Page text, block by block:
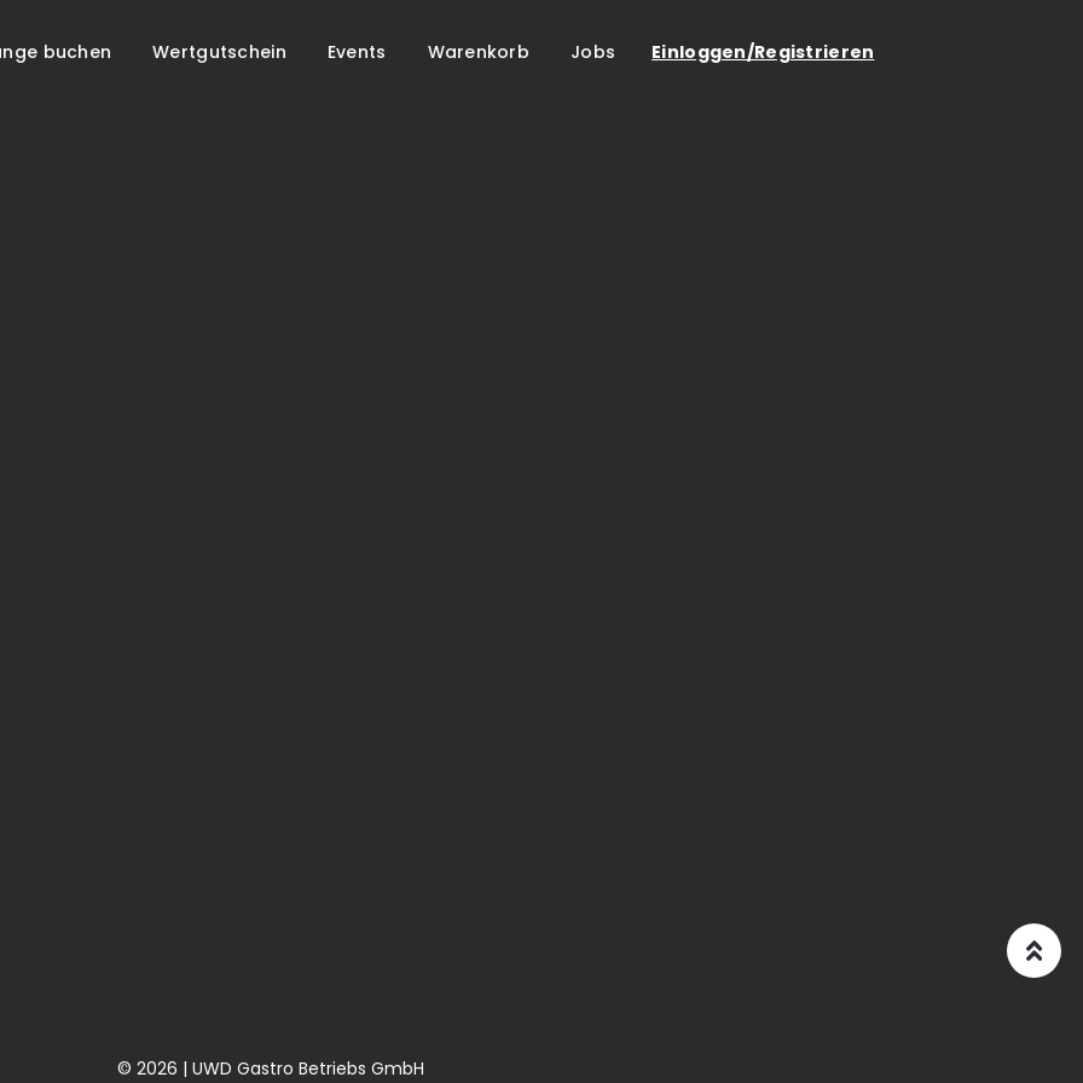
Einloggen/Registrieren
buchen Wertgutschein Events Warenkorb Jobs
© 2026 | UWD Gastro Betriebs GmbH